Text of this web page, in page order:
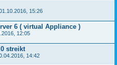
15:26
6 ( virtual Appliance )
12:05
streikt
14:42